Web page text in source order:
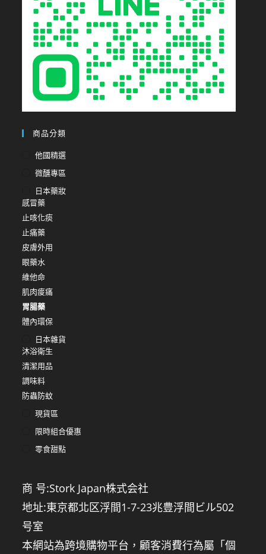
商品分類
他國精選
微醺專區
日本藥妝
感冒藥
止咳化痰
止痛藥
皮膚外用
眼藥水
維他命
肌肉痠痛
胃腸藥
體內環保
日本雜貨
沐浴衛生
清潔用品
調味料
防蟲防蚊
現貨區
限時組合優惠
零食甜點
商 号:Stork Japan株式会社
地址:東京都北区浮間1-7-23兆豊浮間ビル502
号室
本網站為跨境購物平台，顧客消費行為屬「個